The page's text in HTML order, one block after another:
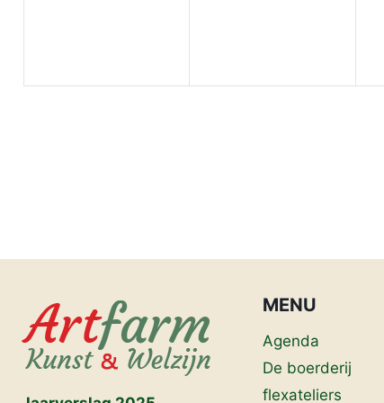
MENU
Agenda
De boerderij
flexateliers